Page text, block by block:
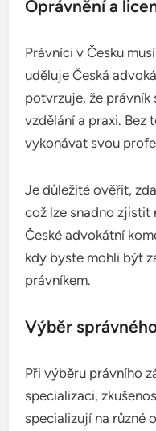
Oprávnění a
Právníci v Česku
uděluje Česká
potvrzuje, že právník
vzdělání a praxi. Bez
vykonávat svou
Je důležité ověřit,
což lze snadno zjistit
České advokátní
kdy byste mohli být
právníkem.
Výběr
Při výběru právního
specializaci,
specializují na různé